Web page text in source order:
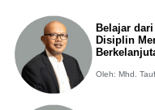
Belajar
Disiplin
Oleh: Mhd.